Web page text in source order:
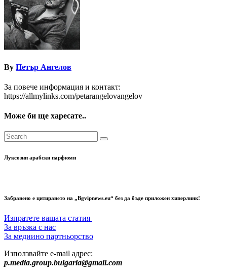
By Петър Ангелов
За повече информация и контакт:
https://allmylinks.com/petarangelovangelov
Може би ще харесате..
Луксозни арабски парфюми
Забранено е цитирането на „Bgvipnews.eu“ без да бъде приложен хиперлинк!
Изпратете вашата статия
За връзка с нас
За медиино партньорство
Използвайте e-mail адрес:
p.media.group.bulgaria@gmail.com